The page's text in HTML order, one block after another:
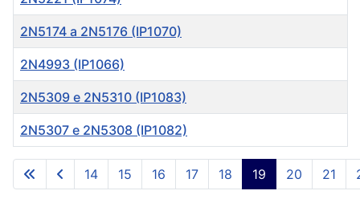
Artigos
2N5174 a 2N5176 (IP1070)
2N4993 (IP1066)
2N5309 e 2N5310 (IP1083)
2N5307 e 2N5308 (IP1082)
Página 19 de 38
14 15 16 17 18 19 20 21